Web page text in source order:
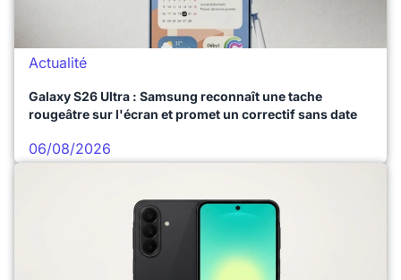
Actualité
Galaxy S26 Ultra : Samsung reconnaît une tache
rougeâtre sur l'écran et promet un correctif sans date
06/08/2026